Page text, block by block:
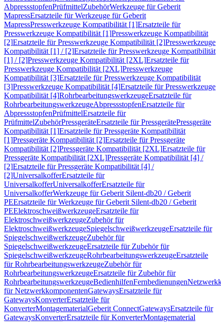
AbpressstopfenPrüfmittelZubehörWerkzeuge für Geberit
MapressErsatzteile für Werkzeuge für Geberit
MapressPresswerkzeuge Kompatibilität [1]Ersatzteile für
Presswerkzeuge Kompatibilität [1]Presswerkzeuge Kompatibilität
[2]Ersatzteile für Presswerkzeuge Kompatibilität [2]Presswerkzeuge
Kompatibilität [1] / [2]Ersatzteile für Presswerkzeuge Kompatibilität
[1] / [2]Presswerkzeuge Kompatibilität [2XL]Ersatzteile für
Presswerkzeuge Kompatibilität [2XL]Presswerkzeuge
Kompatibilität [3]Ersatzteile für Presswerkzeuge Kompatibilität
[3]Presswerkzeuge Kompatibilität [4]Ersatzteile für Presswerkzeuge
Kompatibilität [4]RohrbearbeitungswerkzeugeErsatzteile für
RohrbearbeitungswerkzeugeAbpressstopfenErsatzteile für
AbpressstopfenPrüfmittelErsatzteile für
PrüfmittelZubehörPressgeräteErsatzteile für PressgerätePressgeräte
Kompatibilität [1]Ersatzteile für Pressgeräte Kompatibilität
[1]Pressgeräte Kompatibilität [2]Ersatzteile für Pressgeräte
Kompatibilität [2]Pressgeräte Kompatibilität [2XL]Ersatzteile für
Pressgeräte Kompatibilität [2XL]Pressgeräte Kompatibilität [4] /
[2]Ersatzteile für Pressgeräte Kompatibilität [4] /
[2]UniversalkofferErsatzteile für
UniversalkofferUniversalkofferErsatzteile für
UniversalkofferWerkzeuge für Geberit Silent-db20 / Geberit
PEErsatzteile für Werkzeuge für Geberit Silent-db20 / Geberit
PEElektroschweißwerkzeugeErsatzteile für
ElektroschweißwerkzeugeZubehör für
ElektroschweißwerkzeugeSpiegelschweißwerkzeugeErsatzteile für
SpiegelschweißwerkzeugeZubehör für
SpiegelschweißwerkzeugeErsatzteile für Zubehör für
SpiegelschweißwerkzeugeRohrbearbeitungswerkzeugeErsatzteile
für RohrbearbeitungswerkzeugeZubehör für
RohrbearbeitungswerkzeugeErsatzteile für Zubehör für
RohrbearbeitungswerkzeugeBedienhilfenFernbedienungen
für NetzwerkkomponentenGatewaysErsatzteile für
GatewaysKonverterErsatzteile für
KonverterMontagematerialGeberit ConnectGatewaysErsatzteile für
GatewaysKonverterErsatzteile für KonverterMontagematerial